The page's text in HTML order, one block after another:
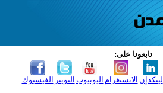
تابعونا على:
الفيسبوك التويتر اليوتيوب الانستغرام لينكدإن